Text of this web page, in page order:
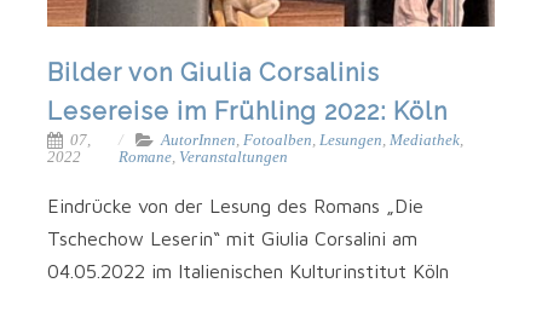
Bilder von Giulia Corsalinis
Lesereise im Frühling 2022: Köln
07,
2022
AutorInnen, Fotoalben, Lesungen, Mediathek,
Romane, Veranstaltungen
Ein­drü­cke von der Lesung des Romans „Die
Tschechow Lese­rin“ mit Giu­lia Cor­sali­ni am
04.05.2022 im Ita­lie­ni­schen Kul­tur­in­sti­tut Köln